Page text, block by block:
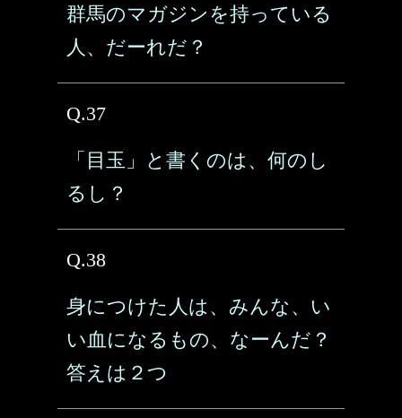
群馬のマガジンを持っている
人、だーれだ？
Q.37
「目玉」と書くのは、何のし
るし？
Q.38
身につけた人は、みんな、い
い血になるもの、なーんだ？
答えは２つ